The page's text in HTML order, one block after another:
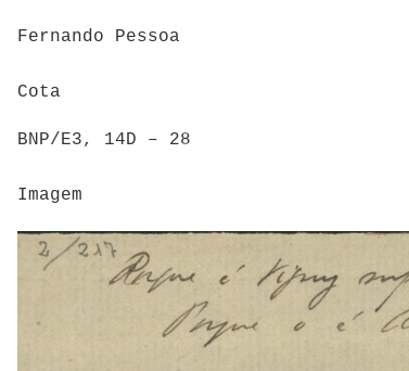
Fernando Pessoa
Cota
BNP/E3, 14D – 28
Imagem